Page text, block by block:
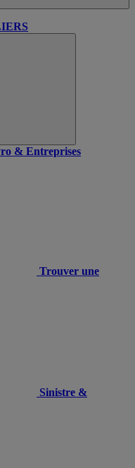
& Entreprises
Trouver une
Sinistre &